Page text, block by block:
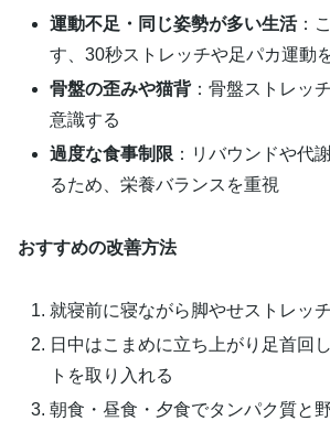
運動不足・同じ姿勢が多い生活：
す、30秒ストレッチや足パカ運動
骨盤の歪みや猫背：骨盤ストレッ
意識する
過度な食事制限 ：リバウンドや代
るため、栄養バランスを重視
おすすめの改善方法
就寝前に寝ながら脚やせストレッ
日中はこまめに立ち上がり足首回
トを取り入れる
朝食・昼食・夕食でタンパク質と